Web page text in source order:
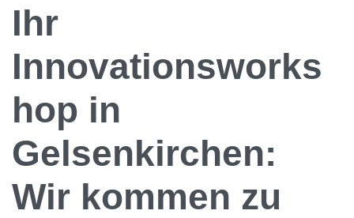
Ihr
Innovationsworks
hop in
Gelsenkirchen:
Wir kommen zu